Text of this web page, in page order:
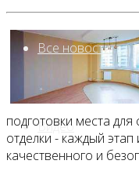
Все новости
Видео
подготовки места
отделки - каждый
качественного и